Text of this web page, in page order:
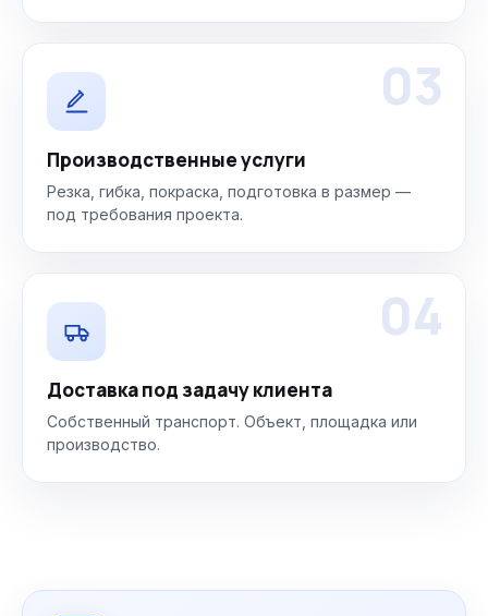
03
Производственные услуги
Резка, гибка, покраска, подготовка в размер —
под требования проекта.
04
Доставка под задачу клиента
Собственный транспорт. Объект, площадка или
производство.